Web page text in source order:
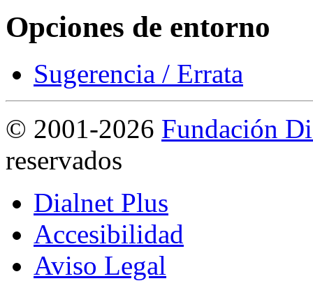
Opciones de entorno
Sugerencia / Errata
© 2001-2026 Fundación
reservados
Dialnet Plus
Accesibilidad
Aviso Legal